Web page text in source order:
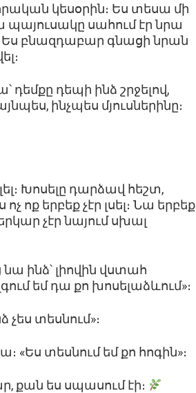
կեսօրին։ Ես տեսա մի
պայուսակը սահում էր նրա
Ես բնազդաբար գնացի նրան
դեմքը դեպի ինձ շրջելով,
ինչպես մյուսներինը։
Խոսելը դարձավ հեշտ,
ոք երբեք չէր լսել։ Նա երբեք
չէր նայում սխալ
ինձ՝ լիովին վստահ
եմ դա քո խոսելաձևում»։
չես տեսնում»։
տեսնում եմ քո հոգին»։
քան ես սպասում էի։